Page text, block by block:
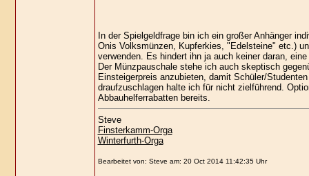
In der Spielgeldfrage bin ich ein großer Anhänger
Onis Volksmünzen, Kupferkies, "Edelsteine" etc.)
verwenden. Es hindert ihn ja auch keiner daran,
Der Münzpauschale stehe ich auch skeptisch
Einsteigerpreis anzubieten, damit Schüler/
draufzuschlagen halte ich für nicht zielführend.
Abbauhelferrabatten bereits.
Steve
Finsterkamm-Orga
Winterfurth-Orga
Bearbeitet von: Steve am: 20 Oct 2014 11:42:35 Uhr